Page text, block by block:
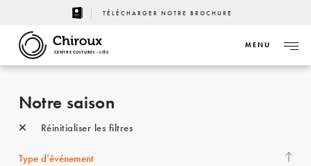
TÉLÉCHARGER NOTRE BROCHURE
CENTRE CULTUREL - LIÈGE
MENU
Notre saison
Réinitialiser les filtres
Type d’événement